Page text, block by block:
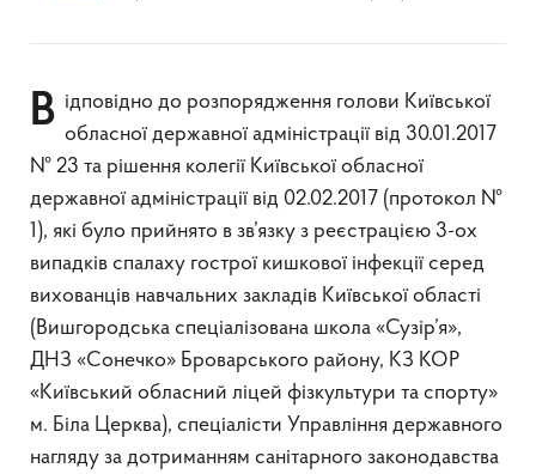
Відповідно до розпорядження голови Київської обласної державної адміністрації від 30.01.2017
№ 23 та рішення колегії Київської обласної
державної адміністрації від 02.02.2017 (протокол №
1), які було прийнято в зв’язку з реєстрацією 3-ох
випадків спалаху гострої кишкової інфекції серед
вихованців навчальних закладів Київської області
(Вишгородська спеціалізована школа «Сузір’я»,
ДНЗ «Сонечко» Броварського району, КЗ КОР
«Київський обласний ліцей фізкультури та спорту»
м. Біла Церква), спеціалісти Управління державного
нагляду за дотриманням санітарного законодавства